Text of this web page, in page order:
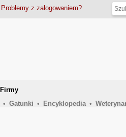
Problemy z zalogowaniem?
Firmy
• Gatunki • Encyklopedia •